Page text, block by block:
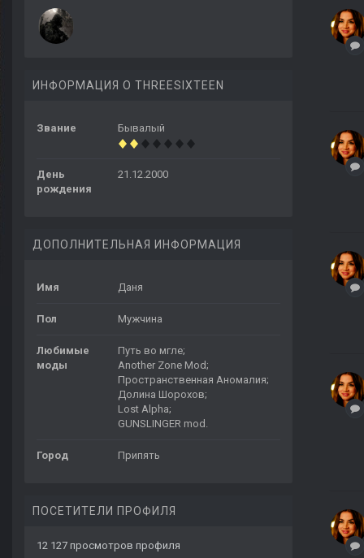
ИНФОРМАЦИЯ О THREESIXTEEN
Звание Бывалый
День
рождения
21.12.2000
ДОПОЛНИТЕЛЬНАЯ ИНФОРМАЦИЯ
Имя Даня
Пол Мужчина
Любимые
моды
Путь во мгле;
Another Zone Mod;
Пространственная Аномалия;
Долина Шорохов;
Lost Alpha;
GUNSLINGER mod.
Город Припять
ПОСЕТИТЕЛИ ПРОФИЛЯ
12 127 просмотров профиля